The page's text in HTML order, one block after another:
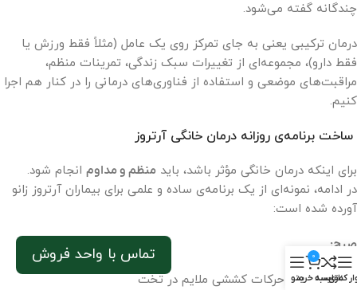
چندگانه گفته می‌شود.
درمان ترکیبی یعنی به جای تمرکز روی یک عامل (مثلاً فقط ورزش یا
فقط دارو)، مجموعه‌ای از تغییرات سبک زندگی، تمرینات منظم،
مراقبت‌های موضعی و استفاده از فناوری‌های درمانی را در کنار هم اجرا
کنیم.
ساخت برنامه‌ی روزانه درمان خانگی آرتروز
برای اینکه درمان خانگی مؤثر باشد، باید منظم و مداوم انجام شود.
در ادامه، نمونه‌ای از یک برنامه‌ی ساده و علمی برای بیماران آرتروز زانو
آورده شده است:
صبح:
۵ تا ۱۰ دقیقه حرکات کششی ملایم در تخت کناری
مقایسه
0
سبد خریدمنو
تماس با واحد فروش